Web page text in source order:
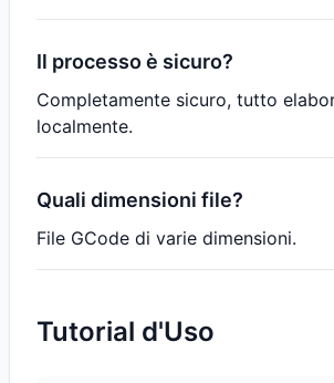
Il processo è sicuro?
Completamente sicuro, tutto
localmente.
Quali dimensioni file?
File GCode di varie dimensioni.
Tutorial d'Uso